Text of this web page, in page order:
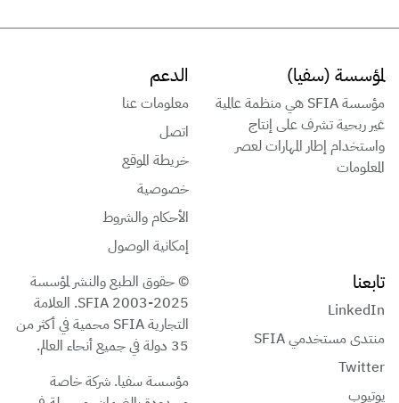
لمؤسسة (سفيا)
مؤسسة SFIA هي منظمة عالمية
غير ربحية تشرف على إنتاج
واستخدام إطار المهارات لعصر
المعلومات
الدعم
معلومات عنا
اتصل
خريطة الموقع
خصوصية
الأحكام والشروط
إمكانية الوصول
تابعنا
LinkedIn
منتدى مستخدمي SFIA
Twitter
يوتيوب
© حقوق الطبع والنشر لمؤسسة
SFIA 2003-2025. العلامة
التجارية SFIA محمية في أكثر من
35 دولة في جميع أنحاء العالم.
مؤسسة سفيا. شركة خاصة